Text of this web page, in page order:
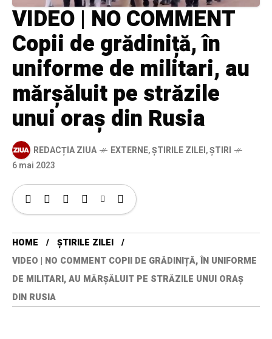
VIDEO | NO COMMENT
Copii de grădiniță, în
uniforme de militari, au
mărșăluit pe străzile
unui oraș din Rusia
REDACȚIA ZIUA EXTERNE,ȘTIRILE ZILEI,ȘTIRI
6 mai 2023
HOME
ȘTIRILE ZILEI
VIDEO | NO COMMENT COPII DE GRĂDINIȚĂ, ÎN UNIFORME
DE MILITARI, AU MĂRȘĂLUIT PE STRĂZILE UNUI ORAȘ
DIN RUSIA